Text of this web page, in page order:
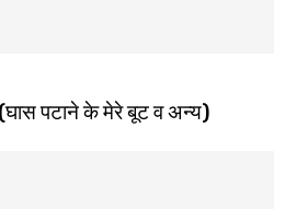
(घास पटाने के मेरे बूट व अन्य)